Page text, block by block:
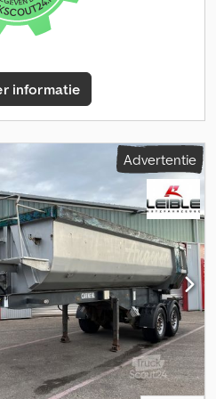
eenvoudigweg weten wat uw
zorgen voor de rest. Onder
voertuig APK-keuring Volledige
bij financieringen Aanvraag van
voertuigen Registratie van
informatie
Advertentie